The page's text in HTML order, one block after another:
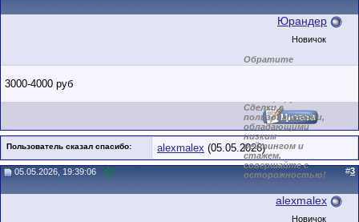
Юрандер
Новичок
Обратите
внимание на
Сделки с
пользователями,
обладающими
низким
рейтингом и
стажем,
совершайте с
осторожностью!
3000-4000 руб
Пользователь сказал cпасибо: alexmalex (05.05.2026)
05.05.2026, 19:39:06 #3
alexmalex
Новичок